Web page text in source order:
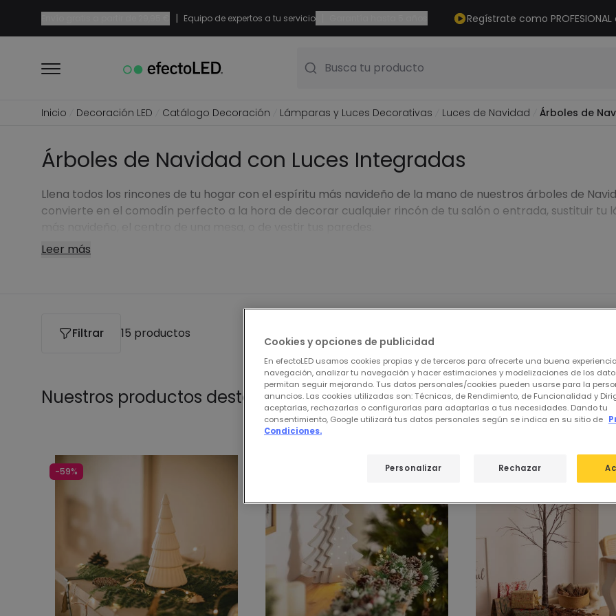
| Equipo de expertos a tu servicio Regístrate como PROFESIONAL
Busca tu producto
Inicio Decoración LED Catálogo Decoración Lámparas y Luces Decorativas Luces de Navidad Árboles de
Árboles de Navidad con Luces Integradas
Llena todos los rincones de tu hogar con el espíritu más navideño de la mano de nuestros árboles de
convierte en el comodín perfecto a la hora de decorar cualquier rincón de tu salón o entrada, sustituir tu
Leer más
Filtrar 15 productos
Nuestros productos destacados deÁrboles de Navidad con Luces
-59%
Cookies y opciones de publicidad
En efectoLED usamos cookies propias y de terceros para ofrecerte una buena
navegación, analizar tu navegación y hacer estimaciones y modelizaciones de los
permitan seguir mejorando. Tus datos personales/cookies pueden usarse para la
anuncios. Las cookies utilizadas son: Técnicas, de Rendimiento, de Funcionalidad y
aceptarlas, rechazarlas o configurarlas para adaptarlas a tus necesidades. Dando tu
consentimiento, Google utilizará tus datos personales según se indica en su sitio de
Condiciones.
Rechazar
Personalizar